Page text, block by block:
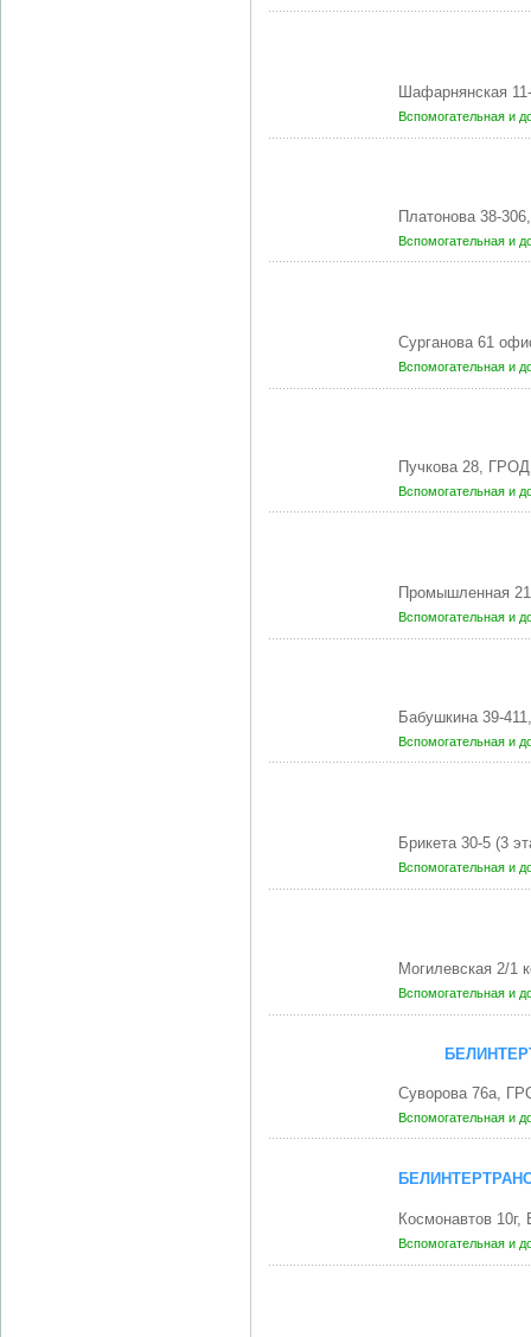
Шафарнянская
Вспомогательная и
Платонова 38-
Вспомогательная и
Сурганова 61
Вспомогательная и
Пучкова 28,
Вспомогательная и
Промышленная
Вспомогательная и
Бабушкина 39-
Вспомогательная и
Брикета 30-5 (3
Вспомогательная и
Могилевская 2/1
Вспомогательная и
Суворова 76а,
Вспомогательная и
Космонавтов
Вспомогательная и